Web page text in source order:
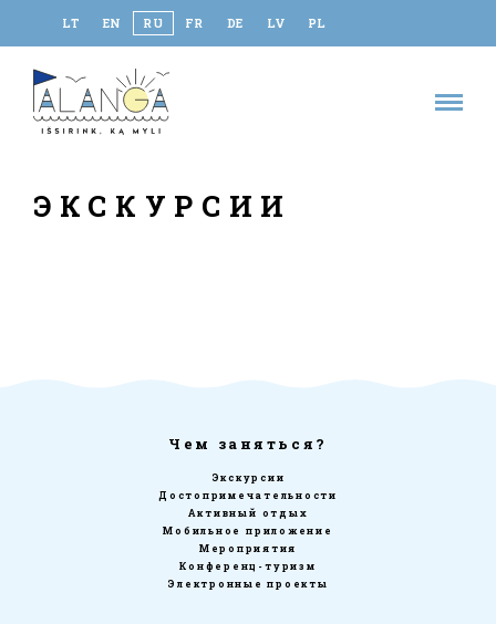
LT EN RU FR DE LV PL
ЭКСКУРСИИ
Чем заняться?
Экскурсии
Достопримечательности
Активный отдых
Мобильное приложение
Мероприятия
Конференц-туризм
Электронные проекты